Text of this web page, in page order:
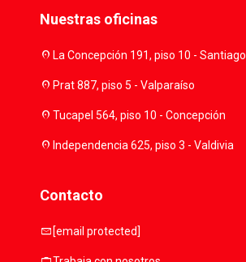
Nuestras oficinas
location_onLa Concepción 191, piso 10 - Santiago
location_onPrat 887, piso 5 - Valparaíso
location_onTucapel 564, piso 10 - Concepción
location_onIndependencia 625, piso 3 - Valdivia
Contacto
mail [email protected]